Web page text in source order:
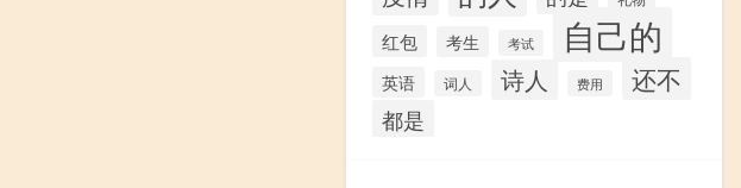
红包 考生 考试 自己的
英语 词人 诗人 费用 还不
都是